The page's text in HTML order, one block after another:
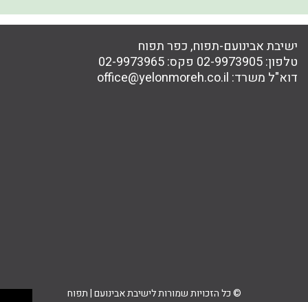
ישיבת אבינועם-תפוח, כפר תפוח
טלפון:02-9973905 פקס:02-9973965
דוא"ל משרד: office@yelonmoreh.co.il
© כל הזכויות שמורות לישיבת אבינועם | תפוח